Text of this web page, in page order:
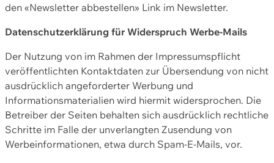
den «Newsletter abbestellen» Link im Newsletter.
Datenschutzerklärung für Widerspruch Werbe-Mails
Der Nutzung von im Rahmen der Impressumspflicht
veröffentlichten Kontaktdaten zur Übersendung von nicht
ausdrücklich angeforderter Werbung und
Informationsmaterialien wird hiermit widersprochen. Die
Betreiber der Seiten behalten sich ausdrücklich rechtliche
Schritte im Falle der unverlangten Zusendung von
Werbeinformationen, etwa durch Spam-E-Mails, vor.